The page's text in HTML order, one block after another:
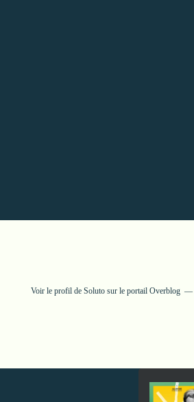
Voir le profil de Soluto sur le portail Overblog